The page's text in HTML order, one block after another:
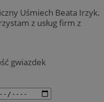
Uśmiech Beata Irzyk.
z usług firm z
gwiazdek